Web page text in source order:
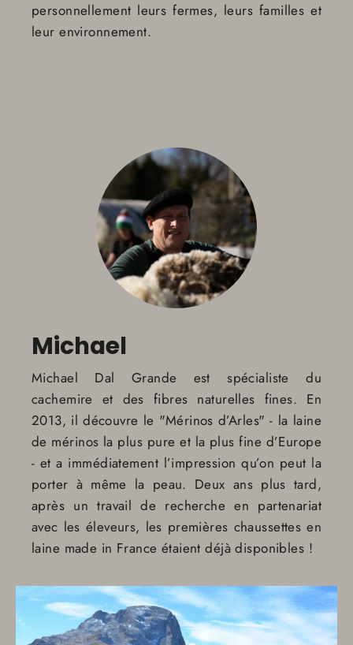
personnellement leurs fermes, leurs familles et
leur environnement.
Michael
Michael Dal Grande est spécialiste du
cachemire et des fibres naturelles fines. En
2013, il découvre le "Mérinos d’Arles" - la laine
de mérinos la plus pure et la plus fine d’Europe
- et a immédiatement l’impression qu’on peut la
porter à même la peau. Deux ans plus tard,
après un travail de recherche en partenariat
avec les éleveurs, les premières chaussettes en
laine made in France étaient déjà disponibles !